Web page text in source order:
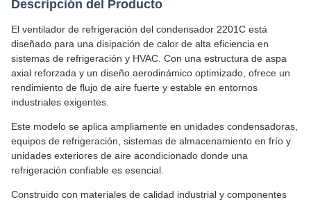
Descripción del Producto
El ventilador de refrigeración del condensador 2201C está
diseñado para una disipación de calor de alta eficiencia en
sistemas de refrigeración y HVAC. Con una estructura de aspa
axial reforzada y un diseño aerodinámico optimizado, ofrece un
rendimiento de flujo de aire fuerte y estable en entornos
industriales exigentes.
Este modelo se aplica ampliamente en unidades condensadoras,
equipos de refrigeración, sistemas de almacenamiento en frío y
unidades exteriores de aire acondicionado donde una
refrigeración confiable es esencial.
Construido con materiales de calidad industrial y componentes